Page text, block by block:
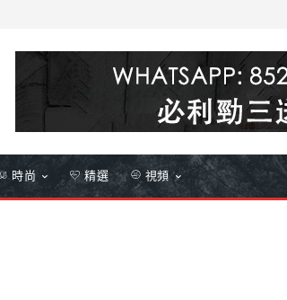
時尚 精選 視頻